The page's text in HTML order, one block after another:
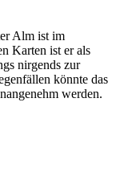
Alm ist im
Karten ist er als
nirgends zur
könnte das
werden.